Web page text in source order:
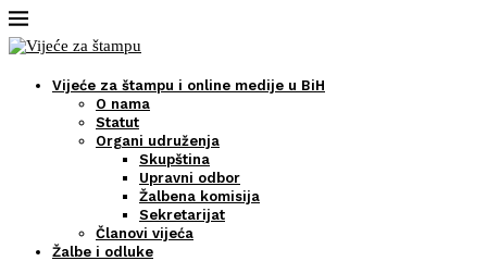
Vijeće za štampu i online medije u BiH
O nama
Statut
Organi udruženja
Skupština
Upravni odbor
Žalbena komisija
Sekretarijat
Članovi vijeća
Žalbe i odluke